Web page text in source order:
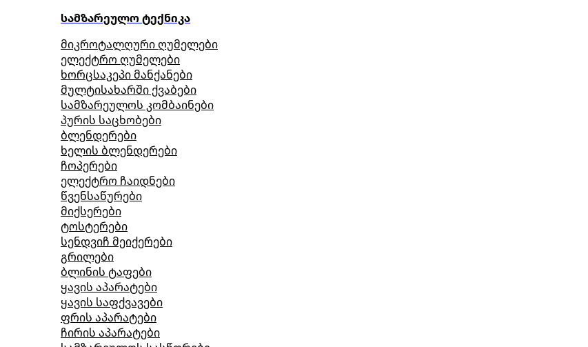
სამზარეულო ტექნიკა
მიკროტალღური ღუმელები
ელექტრო ღუმელები
ხორცსაკეპი მანქანები
მულტისახარში ქვაბები
სამზარეულოს კომბაინები
პურის საცხობები
ბლენდერები
ხელის ბლენდერები
ჩოპერები
ელექტრო ჩაიდნები
წვენსაწურები
მიქსერები
ტოსტერები
სენდვიჩ მეიქერები
გრილები
ბლინის ტაფები
ყავის აპარატები
ყავის საფქვავები
ფრის აპარატები
ჩირის აპარატები